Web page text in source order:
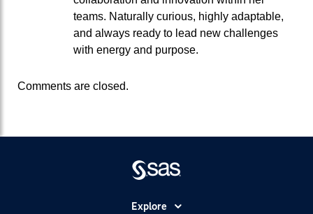
teams. Naturally curious, highly adaptable,
and always ready to lead new challenges
with energy and purpose.
Comments are closed.
Explore